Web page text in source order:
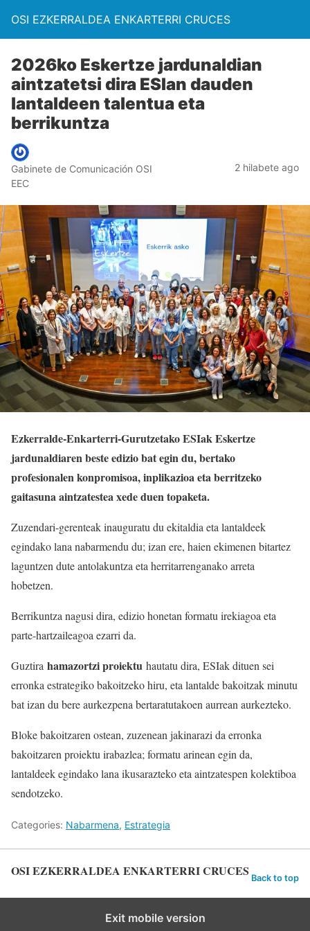
OSI EZKERRALDEA ENKARTERRI CRUCES
2026ko Eskertze jardunaldian
aintzatetsi dira ESIan dauden
lantaldeen talentua eta
berrikuntza
Gabinete de Comunicación OSI
EEC
2 hilabete ago
Ezkerralde-Enkarterri-Gurutzetako ESIak Eskertze
jardunaldiaren beste edizio bat egin du, bertako
profesionalen konpromisoa, inplikazioa eta berritzeko
gaitasuna aintzatestea xede duen topaketa.
Zuzendari-gerenteak inauguratu du ekitaldia eta lantaldeek
egindako lana nabarmendu du; izan ere, haien ekimenen bitartez
laguntzen dute antolakuntza eta herritarrenganako arreta
hobetzen.
Berrikuntza nagusi dira, edizio honetan formatu irekiagoa eta
parte-hartzaileagoa ezarri da.
Guztira hamazortzi proiektu hautatu dira, ESIak dituen sei
erronka estrategiko bakoitzeko hiru, eta lantalde bakoitzak minutu
bat izan du bere aurkezpena bertaratutakoen aurrean aurkezteko.
Bloke bakoitzaren ostean, zuzenean jakinarazi da erronka
bakoitzaren proiektu irabazlea; formatu arinean egin da,
lantaldeek egindako lana ikusarazteko eta aintzatespen kolektiboa
sendotzeko.
Categories: Nabarmena, Estrategia
OSI EZKERRALDEA ENKARTERRI CRUCES Back to top
Exit mobile version